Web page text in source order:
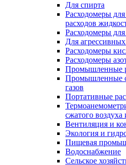
Для спирта
Расходомеры
расходов
Расходомеры
Для
Расходомеры
Расходомеры
Промышленные
Промышленные
газов
Портативные
сжатого
Вентиляция и
Экология и
Пищевая
Водоснабжение
Сельское